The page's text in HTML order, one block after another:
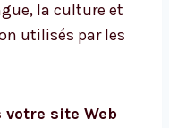
la culture et
utilisés par les
votre site Web